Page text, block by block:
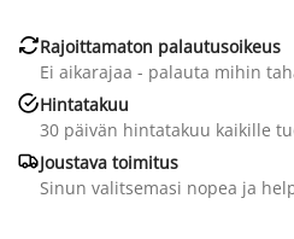
Rajoittamaton palautusoikeus
Ei aikarajaa - palauta mihin
Hintatakuu
30 päivän hintatakuu kaikille
Joustava toimitus
Sinun valitsemasi nopea ja